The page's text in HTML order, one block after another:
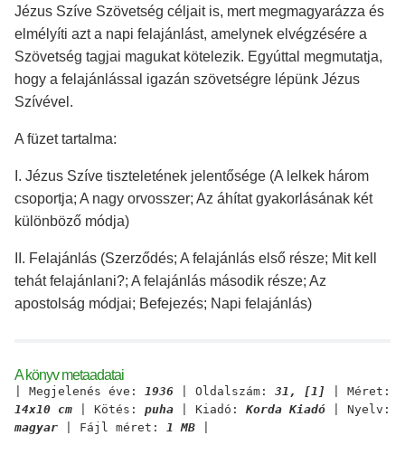
Jézus Szíve Szövetség céljait is, mert megmagyarázza és
elmélyíti azt a napi felajánlást, amelynek elvégzésére a
Szövetség tagjai magukat kötelezik. Egyúttal megmutatja,
hogy a felajánlással igazán szövetségre lépünk Jézus
Szívével.
A füzet tartalma:
I. Jézus Szíve tiszteletének jelentősége (A lelkek három
csoportja; A nagy orvosszer; Az áhítat gyakorlásának két
különböző módja)
II. Felajánlás (Szerződés; A felajánlás első része; Mit kell
tehát felajánlani?; A felajánlás második része; Az
apostolság módjai; Befejezés; Napi felajánlás)
A könyv metaadatai
| Megjelenés éve: 1936 | Oldalszám: 31, [1]
| Méret:
14x10 cm | Kötés: puha | Kiadó: Korda Kiadó | Nyelv:
magyar | Fájl méret: 1 MB